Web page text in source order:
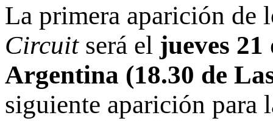
La primera aparición de
Circuitserá el jueves 21
Argentina (18.30 de
siguiente aparición para